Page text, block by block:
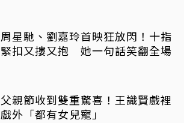
周星馳、劉嘉玲首映狂放閃！十指
緊扣又摟又抱 她一句話笑翻全場
父親節收到雙重驚喜！王識賢戲裡
戲外「都有女兒寵」